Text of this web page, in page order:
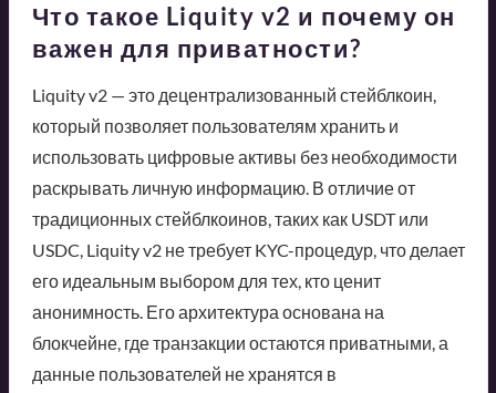
Что такое Liquity v2 и почему он
важен для приватности?
Liquity v2 — это децентрализованный стейблкоин,
который позволяет пользователям хранить и
использовать цифровые активы без необходимости
раскрывать личную информацию. В отличие от
традиционных стейблкоинов, таких как USDT или
USDC, Liquity v2 не требует KYC-процедур, что делает
его идеальным выбором для тех, кто ценит
анонимность. Его архитектура основана на
блокчейне, где транзакции остаются приватными, а
данные пользователей не хранятся в